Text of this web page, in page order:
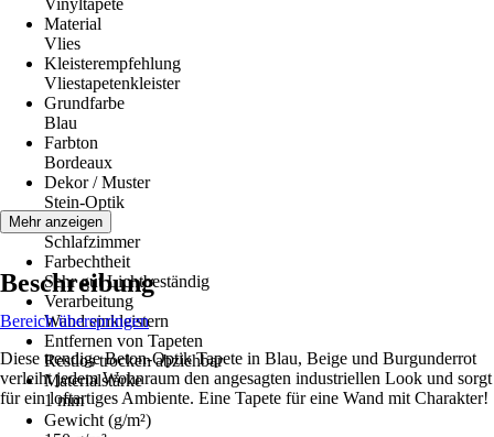
Vinyltapete
Material
Vlies
Kleisterempfehlung
Vliestapetenkleister
Grundfarbe
Blau
Farbton
Bordeaux
Dekor / Muster
Stein-Optik
Räume
Schlafzimmer
Farbechtheit
Sehr gut Lichtbeständig
Verarbeitung
Wand einkleistern
Entfernen von Tapeten
Restlos trocken abziehbar
Materialstärke
1 mm
Gewicht (g/m²)
Mehr anzeigen
Beschreibung
Bereich überspringen
Diese trendige Beton-Optik Tapete in Blau, Beige und Burgunderrot
verleiht jedem Wohnraum den angesagten industriellen Look und sorgt
für ein loftartiges Ambiente. Eine Tapete für eine Wand mit Charakter!